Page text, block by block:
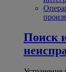
Поиск